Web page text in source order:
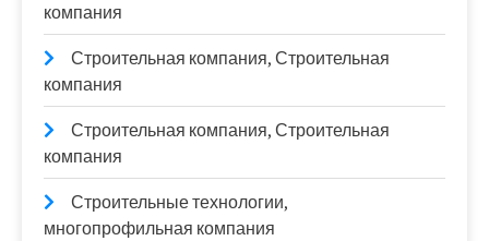
компания
Строительная компания, Строительная
компания
Строительная компания, Строительная
компания
Строительные технологии,
многопрофильная компания